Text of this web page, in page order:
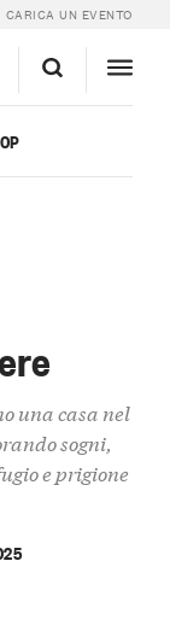
HERE
CARICA UN EVENTO
una casa nel
sogni,
e prigione